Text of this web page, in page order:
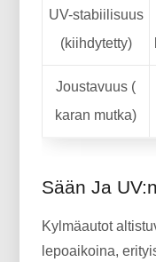
UV-stabiilisuus
(kiihdytetty)
Joustavuus (
karan mutka)
Sään Ja
Kylmäautot
lepoaikoina,